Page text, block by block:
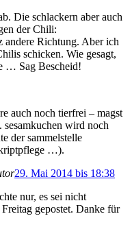
Die schlackern aber auch
der Chili:
andere Richtung. Aber ich
schicken. Wie gesagt,
… Sag Bescheid!
auch noch tierfrei – magst
wird noch
der sammelstelle
…).
29. Mai 2014 bis 18:38
nur, es sei nicht
gepostet. Danke für